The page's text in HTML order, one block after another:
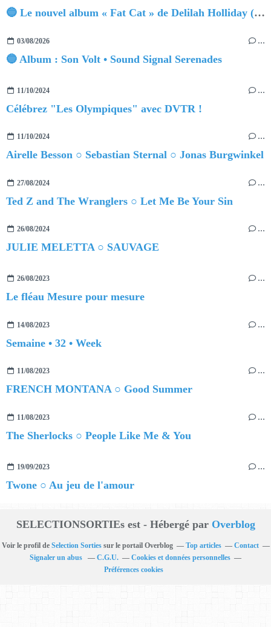
🔵 Le nouvel album « Fat Cat » de Delilah Holliday (sortie le 30 Octobre 2026)
03/08/2026 …
🔵 Album : Son Volt • Sound Signal Serenades
11/10/2024 …
Célébrez "Les Olympiques" avec DVTR !
11/10/2024 …
Airelle Besson ○ Sebastian Sternal ○ Jonas Burgwinkel
27/08/2024 …
Ted Z and The Wranglers ○ Let Me Be Your Sin
26/08/2024 …
JULIE MELETTA ○ SAUVAGE
26/08/2023 …
Le fléau Mesure pour mesure
14/08/2023 …
Semaine • 32 • Week
11/08/2023 …
FRENCH MONTANA ○ Good Summer
11/08/2023 …
The Sherlocks ○ People Like Me & You
19/09/2023 …
Twone ○ Au jeu de l'amour
SELECTIONSORTIEs est - Hébergé par Overblog
Voir le profil de Selection Sortiessur le portail Overblog Top articles
Contact
Signaler un abus
C.G.U.
Cookies et données personnelles
Préférences cookies